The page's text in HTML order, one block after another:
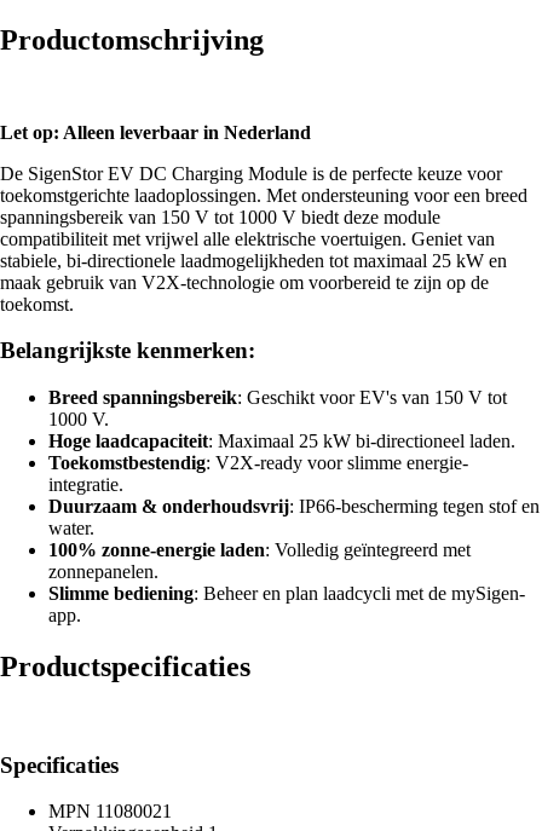
Productomschrijving
Let op: Alleen leverbaar in Nederland
De SigenStor EV DC Charging Module is de perfecte keuze voor
toekomstgerichte laadoplossingen. Met ondersteuning voor een breed
spanningsbereik van 150 V tot 1000 V biedt deze module
compatibiliteit met vrijwel alle elektrische voertuigen. Geniet van
stabiele, bi-directionele laadmogelijkheden tot maximaal 25 kW en
maak gebruik van V2X-technologie om voorbereid te zijn op de
toekomst.
Belangrijkste kenmerken:
Breed spanningsbereik: Geschikt voor EV's van 150 V tot
1000 V.
Hoge laadcapaciteit: Maximaal 25 kW bi-directioneel laden.
Toekomstbestendig: V2X-ready voor slimme energie-
integratie.
Duurzaam & onderhoudsvrij: IP66-bescherming tegen stof en
water.
100% zonne-energie laden: Volledig geïntegreerd met
zonnepanelen.
Slimme bediening: Beheer en plan laadcycli met de mySigen-
app.
Productspecificaties
Specificaties
MPN 11080021